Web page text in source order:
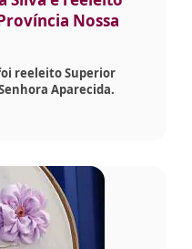
Nossa
reeleito Superior
Aparecida.